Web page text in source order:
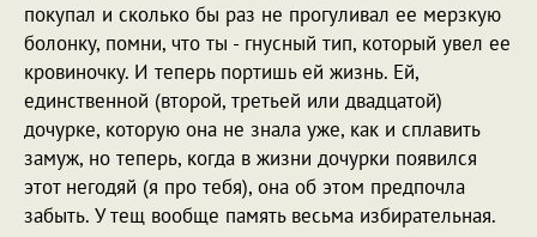
покупал и сколько бы раз не прогуливал ее мерзкую
болонку, помни, что ты - гнусный тип, который увел ее
кровиночку. И теперь портишь ей жизнь. Ей,
единственной (второй, третьей или двадцатой)
дочурке, которую она не знала уже, как и сплавить
замуж, но теперь, когда в жизни дочурки появился
этот негодяй (я про тебя), она об этом предпочла
забыть. У тещ вообще память весьма избирательная.